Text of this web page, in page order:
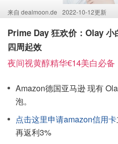
来自 dealmoon.de 2022-10-12更新
Prime Day 狂欢价：Olay 小
四周起效
夜间视黄醇精华€14美白必备
Amazon德国亚马逊 现有
泡。
点击这里申请amazon信用卡
再返利3%